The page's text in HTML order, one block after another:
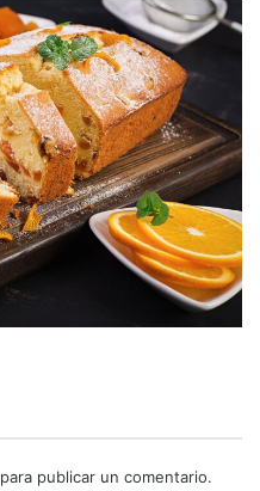
para publicar un comentario.